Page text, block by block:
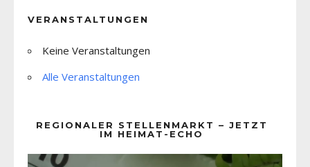
VERANSTALTUNGEN
Keine Veranstaltungen
Alle Veranstaltungen
REGIONALER STELLENMARKT – JETZT
IM HEIMAT-ECHO